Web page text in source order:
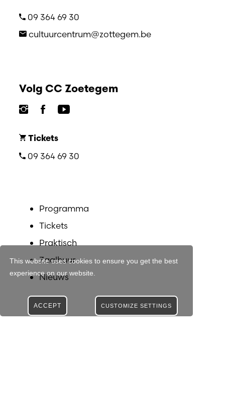
This website uses cookies to ensure you get the best
experience on our website.
CUSTOMIZE SETTINGS
ACCEPT
09 364 69 30
cultuurcentrum@zottegem.be
Volg CC Zoetegem
Tickets
09 364 69 30
Programma
Tickets
Praktisch
Zaalhuur
Nieuws